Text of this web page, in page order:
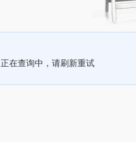
正在查询中，请刷新重试